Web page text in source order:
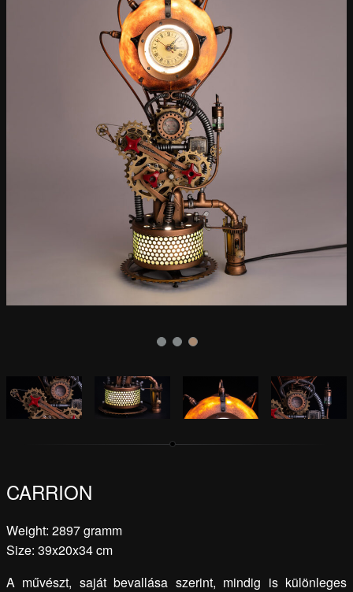
CARRION
Weight: 2897 gramm
Size: 39x20x34 cm
A művészt, saját bevallása szerint, mindig is különleges